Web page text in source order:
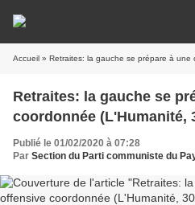
Accueil » Retraites: la gauche se prépare à une
Retraites: la gauche se
coordonnée (L'Humanité,
Publié le 01/02/2020 à 07:28
Par Section du Parti communiste du